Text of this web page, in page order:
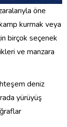
öne
kurmak veya
birçok seçenek
ve manzara
deniz
yürüyüş